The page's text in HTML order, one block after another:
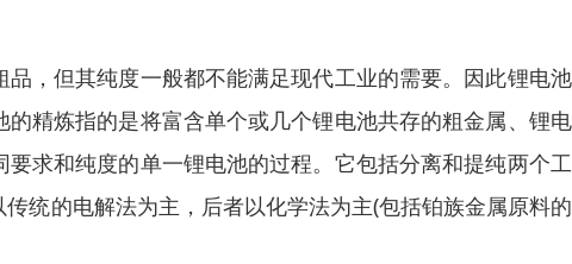
，但其纯度一般都不能满足现代工业的需要。因此锂电
精炼指的是将富含单个或几个锂电池共存的粗金属、锂
求和纯度的单一锂电池的过程。它包括分离和提纯两个
统的电解法为主，后者以化学法为主(包括铂族金属原料